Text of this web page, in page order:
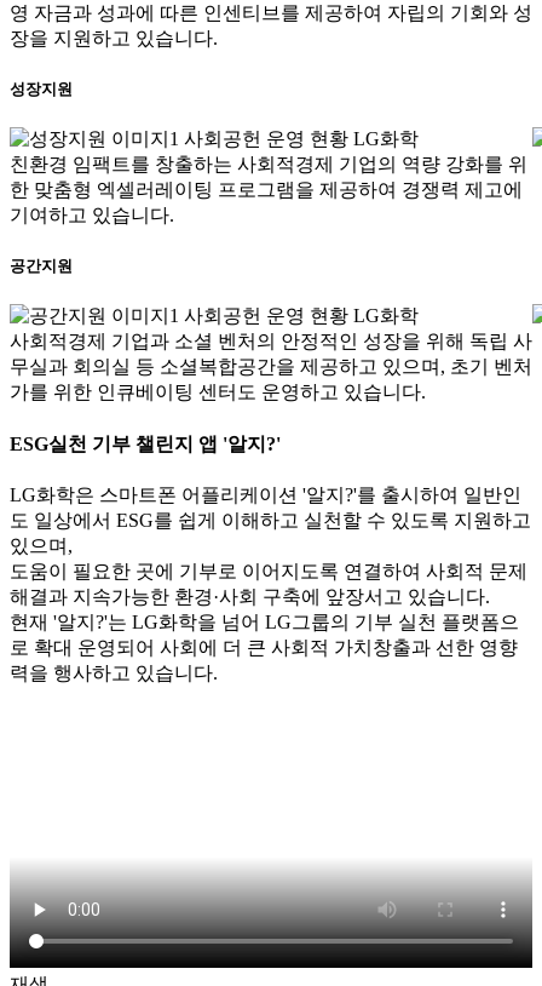
영 자금과 성과에 따른 인센티브를 제공하여 자립의 기회와 성
장을 지원하고 있습니다.
성장지원
친환경 임팩트를 창출하는 사회적경제 기업의 역량 강화를 위
한 맞춤형 엑셀러레이팅 프로그램을 제공하여 경쟁력 제고에
기여하고 있습니다.
공간지원
사회적경제 기업과 소셜 벤처의 안정적인 성장을 위해 독립 사
무실과 회의실 등 소셜복합공간을 제공하고 있으며, 초기 벤처
가를 위한 인큐베이팅 센터도 운영하고 있습니다.
ESG실천 기부 챌린지 앱 '알지?'
LG화학은 스마트폰 어플리케이션 '알지?'를 출시하여 일반인
도 일상에서 ESG를 쉽게 이해하고 실천할 수 있도록 지원하고
있으며,
도움이 필요한 곳에 기부로 이어지도록 연결하여 사회적 문제
해결과 지속가능한 환경·사회 구축에 앞장서고 있습니다.
현재 '알지?'는 LG화학을 넘어 LG그룹의 기부 실천 플랫폼으
로 확대 운영되어 사회에 더 큰 사회적 가치창출과 선한 영향
력을 행사하고 있습니다.